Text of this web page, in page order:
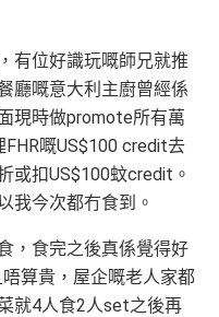
有位好識玩嘅師兄就推
廳嘅意大利主廚曾經係
現時做promote所有萬
嘅US$100 credit去
或扣US$100蚊credit。
我今次都冇食到。
，食完之後真係覺得好
算貴，屋企嘅老人家都
就4人食2人set之後再